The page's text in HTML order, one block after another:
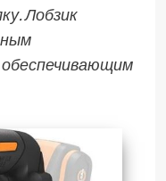
Лобзик